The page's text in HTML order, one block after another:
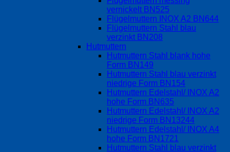
vernickelt BN525
Flügelmuttern INOX A2 BN644
Flügelmuttern Stahl blau
verzinkt BN208
Hutmuttern
Hutmuttern Stahl blank hohe
Form BN149
Hutmuttern Stahl blau verzinkt
niedrige Form BN154
Hutmuttern Edelstahl/ INOX A2
hohe Form BN635
Hutmuttern Edelstahl/ INOX A2
niedrige Form BN13244
Hutmuttern Edelstahl/ INOX A4
hohe Form BN1721
Hutmuttern Stahl blau verzinkt